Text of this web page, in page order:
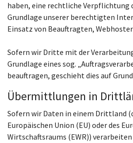
haben, eine rechtliche Verpflichtung
Grundlage unserer berechtigten
Einsatz von Beauftragten,
Sofern wir Dritte mit der
Grundlage eines sog.
beauftragen, geschieht dies auf
Übermittlungen in
Sofern wir Daten in einem Drittland
Europäischen Union (EU) oder des
Wirtschaftsraums (EWR))